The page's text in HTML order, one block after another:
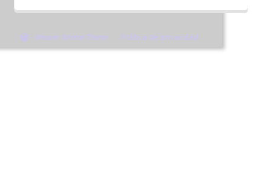
- Weaver Xtreme Theme Política de privacidad